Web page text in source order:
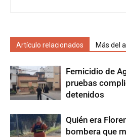
Artículo relacionados Más del
Femicidio de
pruebas
detenidos
Quién era
bombera que